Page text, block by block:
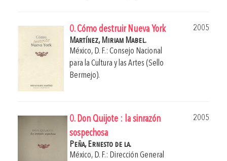
0. Cómo destruir Nueva York
2005
Martínez, Miriam Mabel.
México, D. F.: Consejo Nacional
para la Cultura y las Artes (Sello
Bermejo).
0. Don Quijote : la sinrazón
sospechosa
2005
Peña, Ernesto de la.
México, D. F.: Dirección General